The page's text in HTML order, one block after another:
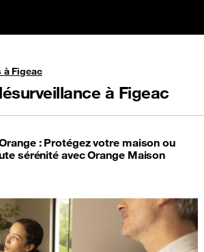
à Figeac
à Figeac
: Protégez votre maison ou
sérénité avec Orange Maison